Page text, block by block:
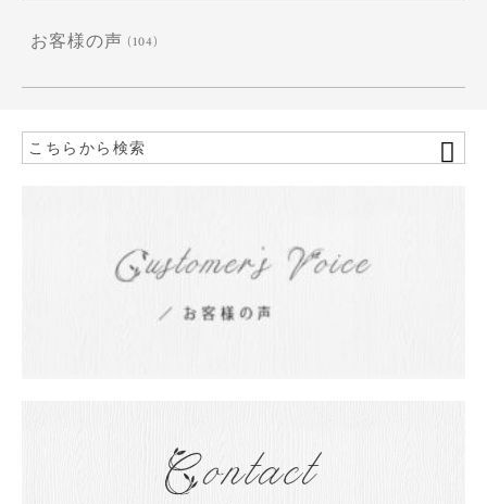
お客様の声 (104)